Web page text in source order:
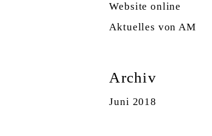
Website online
Aktuelles von AM
Archiv
Juni 2018